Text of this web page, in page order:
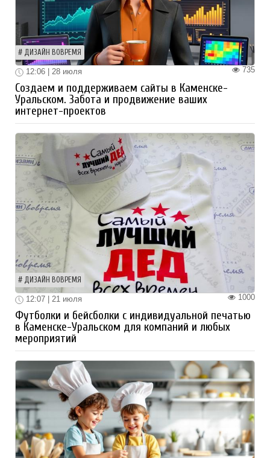
ДИЗАЙН ВОВРЕМЯ
735
12:06 | 28 июля
Создаем и поддерживаем сайты в Каменске-
Уральском. Забота и продвижение ваших
интернет-проектов
ДИЗАЙН ВОВРЕМЯ
1000
12:07 | 21 июля
Футболки и бейсболки с индивидуальной печатью
в Каменске-Уральском для компаний и любых
мероприятий